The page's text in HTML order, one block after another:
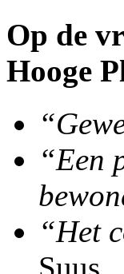
Op de
Hooge
“Een
“Het